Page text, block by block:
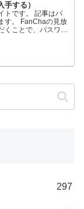
する）
トです。 記事はパ
す。 FanChaの見放
くことで、パスワー
297